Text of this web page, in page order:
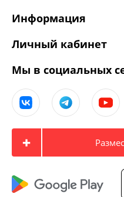
Информация
Личный кабинет
Мы в социальных